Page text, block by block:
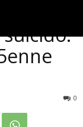
e
0